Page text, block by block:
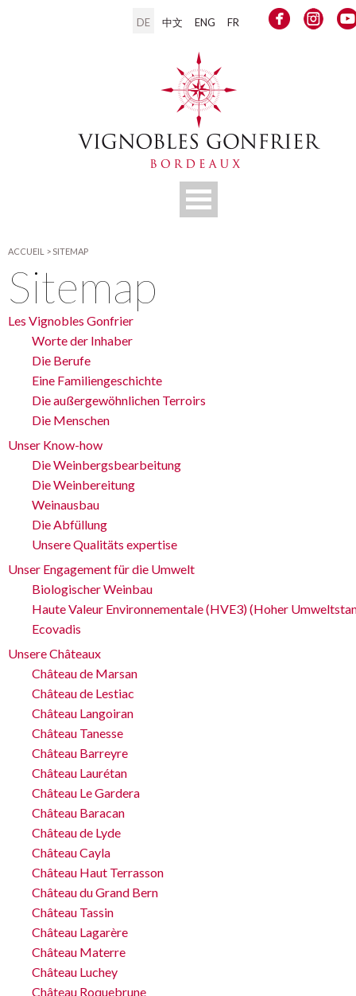
DE 中文 ENG FR
ACCUEIL > SITEMAP
Sitemap
Les Vignobles Gonfrier
Worte der Inhaber
Die Berufe
Eine Familiengeschichte
Die außergewöhnlichen Terroirs
Die Menschen
Unser Know-how
Die Weinbergsbearbeitung
Die Weinbereitung
Weinausbau
Die Abfüllung
Unsere Qualitäts expertise
Unser Engagement für die Umwelt
Biologischer Weinbau
Haute Valeur Environnementale (HVE3) (Hoher
Ecovadis
Unsere Châteaux
Château de Marsan
Château de Lestiac
Château Langoiran
Château Tanesse
Château Barreyre
Château Laurétan
Château Le Gardera
Château Baracan
Château de Lyde
Château Cayla
Château Haut Terrasson
Château du Grand Bern
Château Tassin
Château Lagarère
Château Materre
Château Luchey
Château Roquebrune